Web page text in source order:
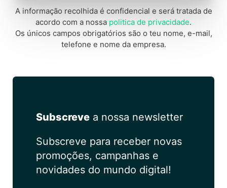
t
e
r
t
e
A informação recolhida é confidencial e será tratada de
acordo com a nossa politica de privacidade.
Os únicos campos obrigatórios são o teu nome, e-mail,
telefone e nome da empresa.
Subscreve a nossa newsletter
Subscreve para receber novas
promoções, campanhas e
novidades do mundo digital!